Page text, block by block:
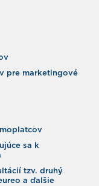
pre marketingové
sa k
tzv. druhý
a ďalšie